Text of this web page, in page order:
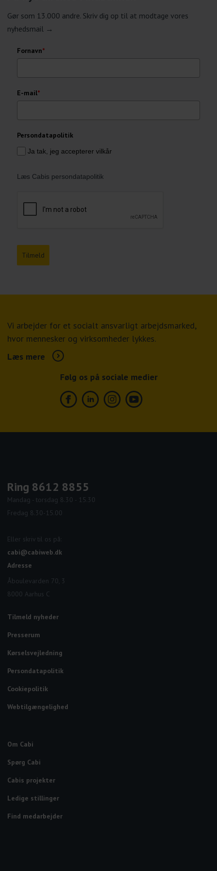
Gør som 13.000 andre. Skriv dig op til at modtage vores
nyhedsmail →
Fornavn*
E-mail*
Persondatapolitik
Ja tak, jeg accepterer vilkår
Læs Cabis persondatapolitik
Tilmeld
Vi arbejder for et socialt ansvarligt arbejdsmarked,
hvor mennesker og virksomheder lykkes.
Læs mere
Følg os på sociale medier
Ring 8612 8855
Mandag - torsdag 8.30 - 15.30
Fredag 8.30-15.00
Eller skriv til os på:
cabi@cabiweb.dk
Adresse
Åboulevarden 70, 3
8000 Aarhus C
Tilmeld nyheder
Presserum
Kørselsvejledning
Persondatapolitik
Cookiepolitik
Webtilgængelighed
Om Cabi
Spørg Cabi
Cabis projekter
Ledige stillinger
Find medarbejder